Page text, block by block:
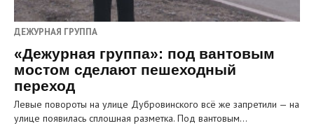
ДЕЖУРНАЯ ГРУППА
«Дежурная группа»: под вантовым
мостом сделают пешеходный
переход
Левые повороты на улице Дубровинского всё же запретили — на
улице появилась сплошная разметка. Под вантовым…